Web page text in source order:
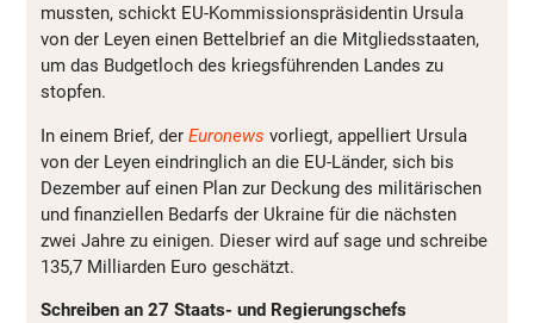
mussten, schickt EU-Kommissionspräsidentin Ursula
von der Leyen einen Bettelbrief an die Mitgliedsstaaten,
um das Budgetloch des kriegsführenden Landes zu
stopfen.
In einem Brief, der Euronews vorliegt, appelliert Ursula
von der Leyen eindringlich an die EU-Länder, sich bis
Dezember auf einen Plan zur Deckung des militärischen
und finanziellen Bedarfs der Ukraine für die nächsten
zwei Jahre zu einigen. Dieser wird auf sage und schreibe
135,7 Milliarden Euro geschätzt.
Schreiben an 27 Staats- und Regierungschefs